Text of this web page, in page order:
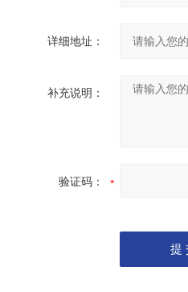
详细地址：
补充说明：
验证码：